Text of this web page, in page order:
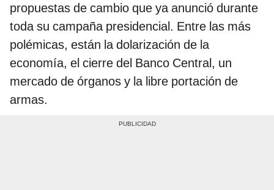
propuestas de cambio que ya anunció durante
toda su campaña presidencial. Entre las más
polémicas, están la dolarización de la
economía, el cierre del Banco Central, un
mercado de órganos y la libre portación de
armas.